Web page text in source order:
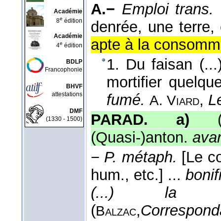
Académie
8e édition
Académie
4e édition
BDLP
Francophonie
BHVF
attestations
DMF
(1330 - 1500)
A.− Emploi trans.
denrée, une terre,
apte à la
1. Du faisan
mortifier
fumé. A. Viard,
PARAD. a)
(Quasi-)anton.
− P. métaph. [Le
hum., etc.] ...
(...) la
(Balzac,